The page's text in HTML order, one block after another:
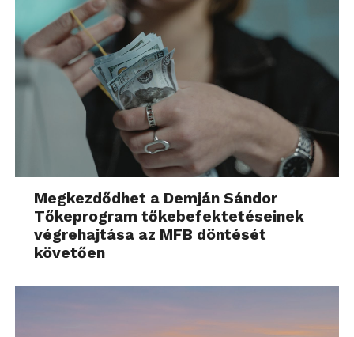
Megkezdődhet a Demján Sándor
Tőkeprogram tőkebefektetéseinek
végrehajtása az MFB döntését
követően